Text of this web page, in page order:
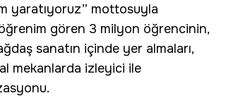
yaratıyoruz” mottosuyla
öğrenim gören 3 milyon öğrencinin,
sanatın içinde yer almaları,
mekanlarda izleyici ile